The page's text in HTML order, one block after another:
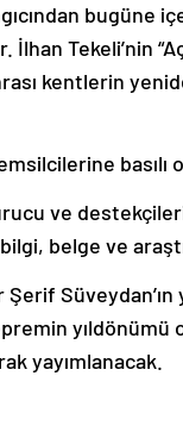
bugüne
Tekeli’nin
kentlerin
basılı
ve
belge ve
Şerif
yıldönümü
yayımlanacak.